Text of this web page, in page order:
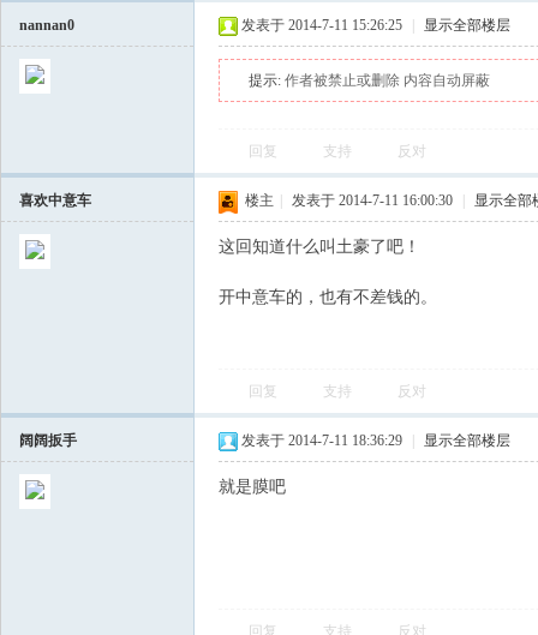
nannan0 发表于 2014-7-11 15:26:25 显示全部楼层
提示: 作者被禁止或删除 内容自动屏蔽
回复 支持 反对
喜欢中意车 楼主 发表于 2014-7-11 16:00:30 显示全部
这回知道什么叫土豪了吧！
开中意车的，也有不差钱的。
回复 支持 反对
阔阔扳手 发表于 2014-7-11 18:36:29 显示全部楼层
就是膜吧
回复 支持 反对